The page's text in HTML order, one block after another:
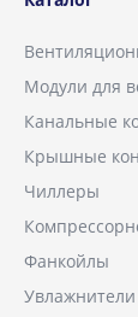
Модули для
Канальные
Крышные
Чиллеры
Фанкойлы
Увлажнители